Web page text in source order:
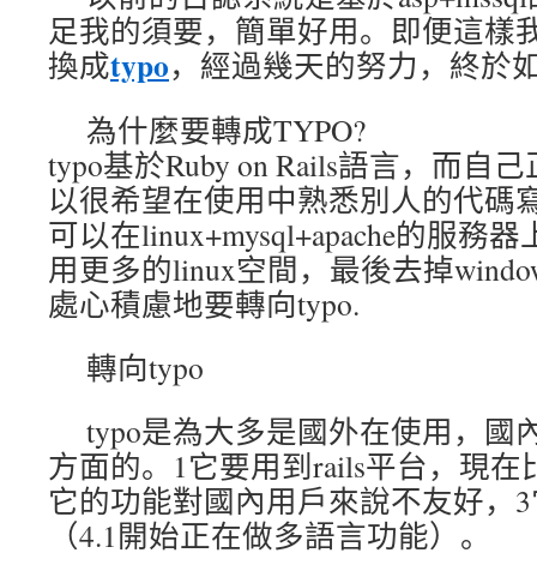
足我的須要，簡單好用。即便這樣
換成typo，經過幾天的努力，終於
為什麼要轉成TYPO?
typo基於Ruby on Rails語言，而自
以很希望在使用中熟悉別人的代碼
可以在linux+mysql+apache的服務
用更多的linux空間，最後去掉
處心積慮地要轉向typo.
轉向typo
typo是為大多是國外在使用，國
方面的。1它要用到rails平台，現在
它的功能對國內用戶來說不友好，
（4.1開始正在做多語言功能）。